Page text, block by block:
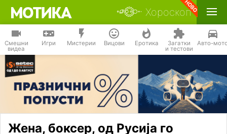
Хороскоп
Смешни
видеа
Игри Мистерии Вицови Еротика Загатки
и тестови
Авто-
Жена, боксер, од Русија го